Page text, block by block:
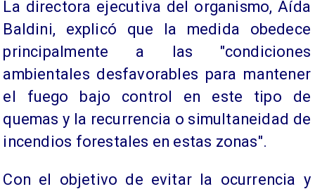
La directora ejecutiva del organismo, Aída
Baldini, explicó que la medida obedece
principalmente a las "condiciones
ambientales desfavorables para mantener
el fuego bajo control en este tipo de
quemas y la recurrencia o simultaneidad de
incendios forestales en estas zonas".
Con el objetivo de evitar la ocurrencia y